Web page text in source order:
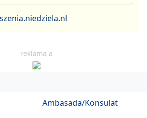
reklama a
Ambasada/Konsulat